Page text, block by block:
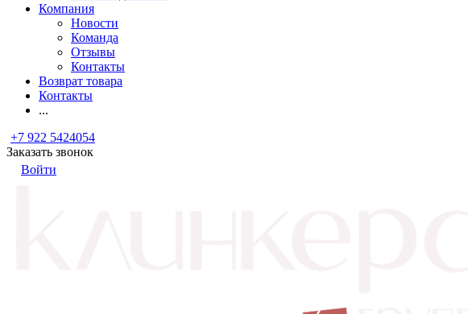
Компания
Новости
Команда
Отзывы
Контакты
Возврат товара
Контакты
...
+7 922 5424054
Заказать звонок
Войти